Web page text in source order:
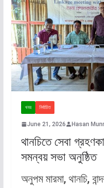
খবর নির্বাচিত
June 21, 2026 Hasan
থানচিতে সেবা
সমন্বয় সভা অনুষ্ঠিত
অনুপম মারমা, থানচি,